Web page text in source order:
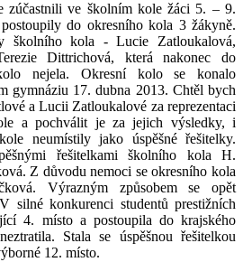
zúčastnili ve školním kole žáci 5. – 9.
do okresního kola 3 žákyně.
školního kola - Lucie Zatloukalová,
Dittrichová, která nakonec do
nejela. Okresní kolo se konalo
gymnáziu 17. dubna 2013. Chtěl bych
a Lucii Zatloukalové za reprezentaci
a pochválit je za jejich výsledky, i
neumístily jako úspěšné řešitelky.
řešitelkami školního kola H.
Z důvodu nemoci se okresního kola
Výrazným způsobem se opět
silné konkurenci studentů prestižních
4. místo a postoupila do krajského
Stala se úspěšnou řešitelkou
12. místo.